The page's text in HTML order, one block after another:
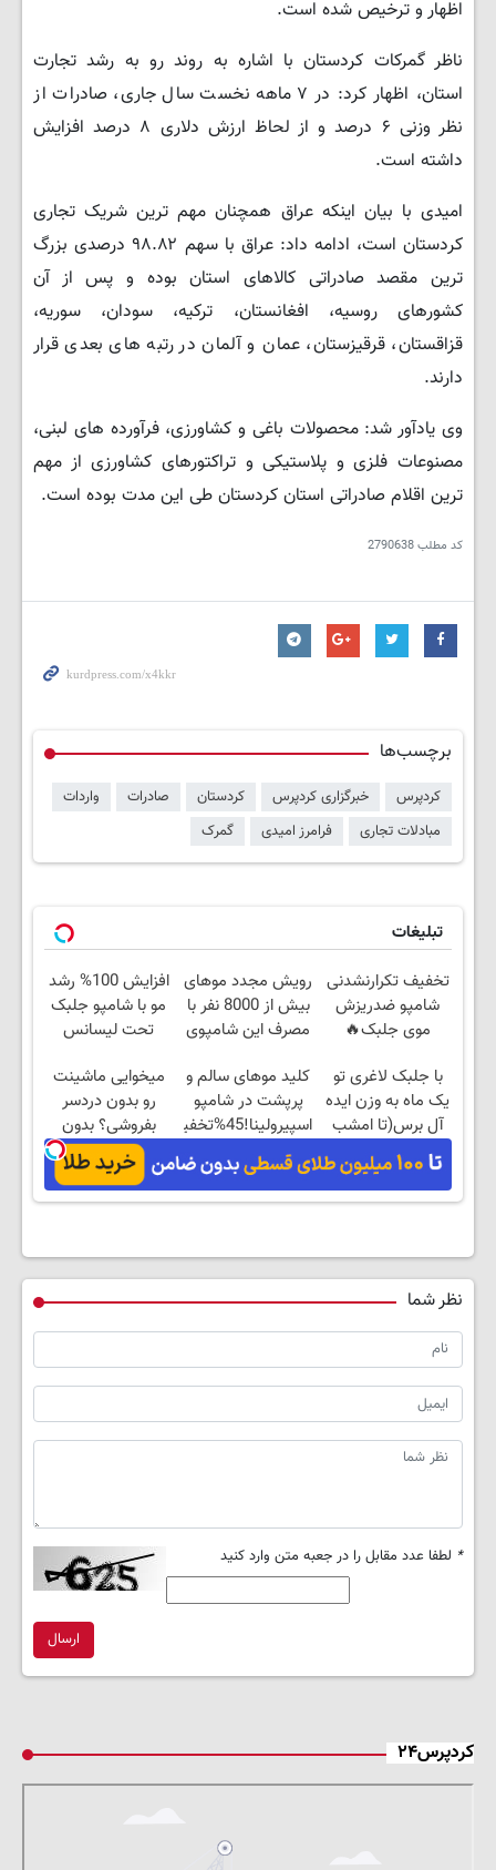
اظهار و ترخیص شده است.
ناظر گمرکات کردستان با اشاره به روند رو به رشد تجارت
استان، اظهار کرد: در ۷ ماهه نخست سال جاری، صادرات از
نظر وزنی ۶ درصد و از لحاظ ارزش دلاری ۸ درصد افزایش
داشته است.
امیدی با بیان اینکه عراق همچنان مهم ترین شریک تجاری
کردستان است، ادامه داد: عراق با سهم ۹۸.۸۲ درصدی بزرگ
ترین مقصد صادراتی کالاهای استان بوده و پس از آن
کشورهای روسیه، افغانستان، ترکیه، سودان، سوریه،
قزاقستان، قرقیزستان، عمان و آلمان در رتبه های بعدی قرار
دارند.
وی یادآور شد: محصولات باغی و کشاورزی، فرآورده های لبنی،
مصنوعات فلزی و پلاستیکی و تراکتورهای کشاورزی از مهم
ترین اقلام صادراتی استان کردستان طی این مدت بوده است.
کد مطلب2790638
برچسب‌ها
کردپرس خبرگزاری کردپرس کردستان صادرات
واردات
مبادلات تجاری
فرامرز امیدی گمرک
تبلیغات
تخفیف تکرارنشدنی
شامپو ضدریزش
موی جلبک🔥
رویش مجدد موهای
بیش از 8000 نفر با
مصرف این شامپوی
افزایش 100% رشد
مو با شامپو جلبک
تحت لیسانس
با جلبک لاغری تو
یک ماه به وزن ایده
آل برس(تا امشب
تخفیف ویژه)
کلید موهای سالم و
پرپشت در شامپو
اسپیرولینا!45%تخفیف
میخوایی ماشینت
رو بدون دردسر
بفروشی؟ بدون
کمیسیون
نظر شما
* لطفا عدد مقابل را در جعبه متن وارد کنید
ارسال
کردپرس۲۴